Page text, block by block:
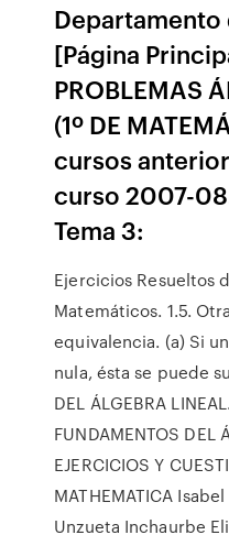
Departamento
[Página
PROBLEMAS
(1º DE
cursos
curso 2007-
Tema 3:
Ejercicios Resueltos
Matemáticos. 1.5.
equivalencia. (a) Si
nula, ésta se puede
DEL ÁLGEBRA
FUNDAMENTOS DEL
EJERCICIOS Y
MATHEMATICA
Unzueta Inchaurbe